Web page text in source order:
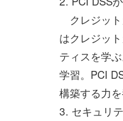
クレジッ
はクレジッ
ティスを学
学習。PCI
構築する力を
3. セキュリ